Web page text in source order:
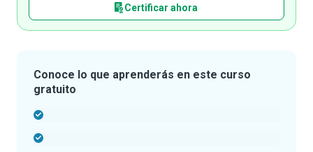
Certificar ahora
Conoce lo que aprenderás en este curso
gratuito